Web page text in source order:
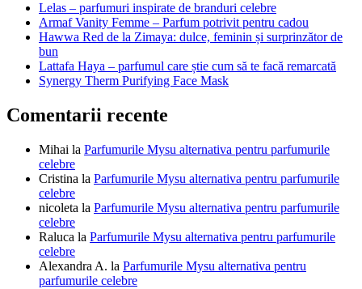
Lelas – parfumuri inspirate de branduri celebre
Armaf Vanity Femme – Parfum potrivit pentru cadou
Hawwa Red de la Zimaya: dulce, feminin și surprinzător de
bun
Lattafa Haya – parfumul care știe cum să te facă remarcată
Synergy Therm Purifying Face Mask
Comentarii recente
Mihai la Parfumurile Mysu alternativa pentru parfumurile
celebre
Cristina la Parfumurile Mysu alternativa pentru parfumurile
celebre
nicoleta la Parfumurile Mysu alternativa pentru parfumurile
celebre
Raluca la Parfumurile Mysu alternativa pentru parfumurile
celebre
Alexandra A. la Parfumurile Mysu alternativa pentru
parfumurile celebre